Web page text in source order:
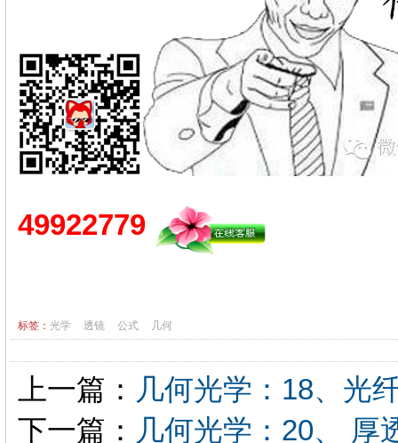
49922779
标签： 光学 透镜 公式 几何
上一篇： 几何光学：18、
下一篇： 几何光学：20、